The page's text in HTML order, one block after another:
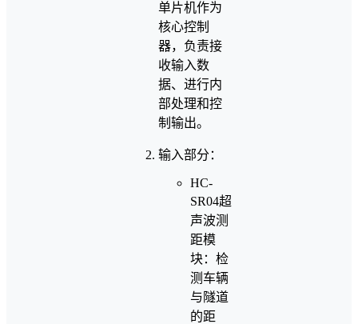
单片机作为
核心控制
器，负责接
收输入数
据、进行内
部处理和控
制输出。
输入部分：
HC-
SR04超
声波测
距模
块：检
测车辆
与隧道
的距